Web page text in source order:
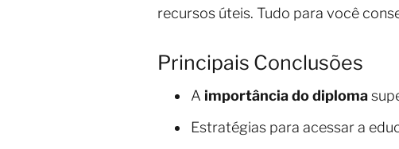
recursos úteis. Tudo para você
Principais Conclusões
A importância do diploma
Estratégias para acessar a